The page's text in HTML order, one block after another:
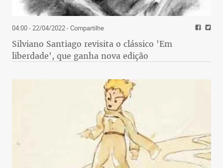
04:00 - 22/04/2022- Compartilhe
Silviano Santiago revisita o clássico 'Em
liberdade', que ganha nova edição